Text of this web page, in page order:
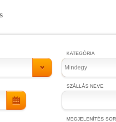
KATEGÓRIA
Mindegy
SZÁLLÁS NEVE
MEGJELENÍTÉS